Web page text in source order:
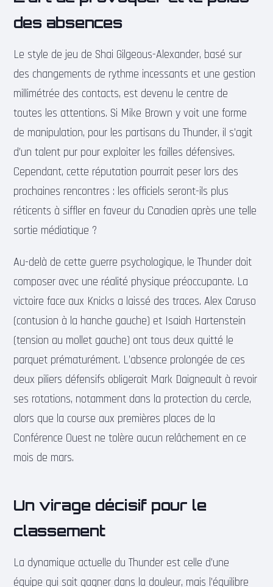
des absences
Le style de jeu de Shai Gilgeous-Alexander, basé sur
des changements de rythme incessants et une gestion
millimétrée des contacts, est devenu le centre de
toutes les attentions. Si Mike Brown y voit une forme
de manipulation, pour les partisans du Thunder, il s’agit
d’un talent pur pour exploiter les failles défensives.
Cependant, cette réputation pourrait peser lors des
prochaines rencontres : les officiels seront-ils plus
réticents à siffler en faveur du Canadien après une telle
sortie médiatique ?
Au-delà de cette guerre psychologique, le Thunder doit
composer avec une réalité physique préoccupante. La
victoire face aux Knicks a laissé des traces. Alex Caruso
(contusion à la hanche gauche) et Isaiah Hartenstein
(tension au mollet gauche) ont tous deux quitté le
parquet prématurément. L’absence prolongée de ces
deux piliers défensifs obligerait Mark Daigneault à revoir
ses rotations, notamment dans la protection du cercle,
alors que la course aux premières places de la
Conférence Ouest ne tolère aucun relâchement en ce
mois de mars.
Un virage décisif pour le
classement
La dynamique actuelle du Thunder est celle d’une
équipe qui sait gagner dans la douleur, mais l’équilibre